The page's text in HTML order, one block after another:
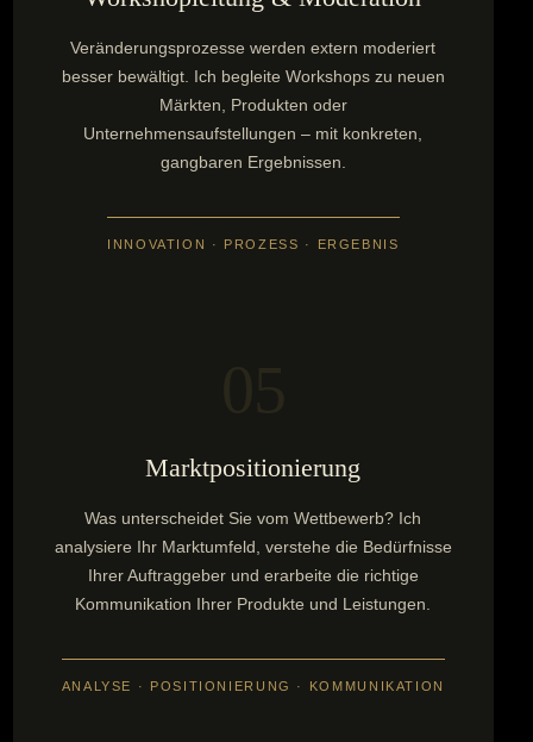
Veränderungsprozesse werden extern moderiert
besser bewältigt. Ich begleite Workshops zu neuen
Märkten, Produkten oder
Unternehmensaufstellungen – mit konkreten,
gangbaren Ergebnissen.
INNOVATION · PROZESS · ERGEBNIS
Markt­positionierung
Was unterscheidet Sie vom Wettbewerb? Ich
analysiere Ihr Marktumfeld, verstehe die Bedürfnisse
Ihrer Auftraggeber und erarbeite die richtige
Kommunikation Ihrer Produkte und Leistungen.
ANALYSE · POSITIONIERUNG · KOMMUNIKATION